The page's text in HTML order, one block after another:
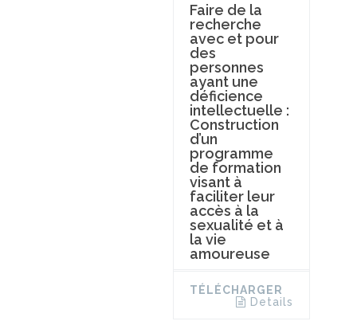
Faire de la
recherche
avec et pour
des
personnes
ayant une
déficience
intellectuelle :
Construction
d’un
programme
de formation
visant à
faciliter leur
accès à la
sexualité et à
la vie
amoureuse
TÉLÉCHARGER
Details